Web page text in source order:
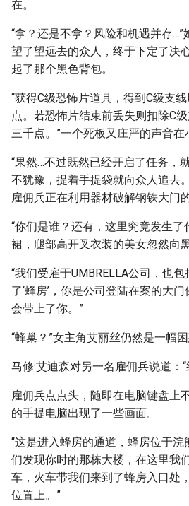
在。
“拿？还是不拿？风险和机遇并存
望了望远去的众人，终于下定了决
起了那个黑色背包。
“获得C级恐怖片道具，得到C级支
点。若恐怖片结束前丢失则扣除C
三千点。”一个死板又庄严的声音在
“果然…不过既然已经开启了任务，
不犹豫，提着手提袋就向众人追去
雇佣兵正在利用器材破解钢铁大门
“你们是谁？还有，这里究竟发生了
裙，腿部高开叉衣装的美女忽然向
“我们受雇于UMBRELLA公司，也
了‘蜂房’，你是公司登陆在案的大
会带上了你。”
“蜂巢？”女主角艾丽丝仍然是一幅困
马修·艾迪森对另一名雇佣兵说道：
雇佣兵点点头，随即在电脑键盘上
的手提电脑出现了一些画面。
“这是进入蜂房的通道，蜂房位于
们发现你时的那栋大楼，在这里我
车，火车带我们来到了蜂房入口处
位置上。”